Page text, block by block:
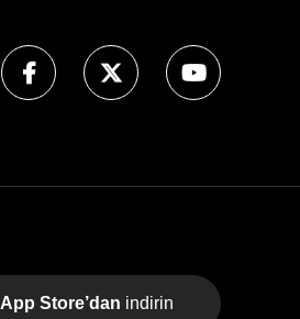
App Store’dan indirin